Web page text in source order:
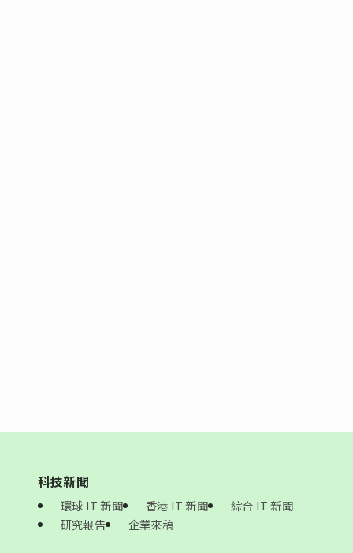
科技新聞
環球 IT 新聞 香港 IT 新聞
綜合 IT 新聞
研究報告
企業來稿